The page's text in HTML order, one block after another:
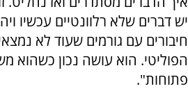
יש דברים שלא רלוונטיים עכשיו
חיבורים עם גורמים שעוד לא
הפוליטי. הוא עושה נכון כשהוא
פתוחות".